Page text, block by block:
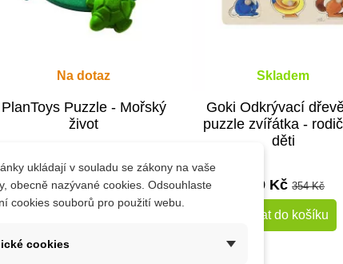
Na dotaz
PlanToys Puzzle - Mořský
život
440 Kč489 Kč
Skladem
Goki Odkrývací
puzzle zvířátka -
děti
319 Kč354 Kč
Přidat do košíku
ukládají v souladu se zákony na vaše
obecně nazývané cookies. Odsouhlaste
cookies souborů pro použití webu.
cookies